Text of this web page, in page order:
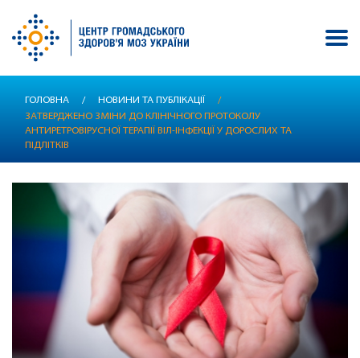
основного
вмісту
ГОЛОВНА / НОВИНИ ТА ПУБЛІКАЦІЇ
/
ЗАТВЕРДЖЕНО ЗМІНИ ДО КЛІНІЧНОГО ПРОТОКОЛУ
АНТИРЕТРОВІРУСНОЇ ТЕРАПІЇ ВІЛ-ІНФЕКЦІЇ У ДОРОСЛИХ ТА
ПІДЛІТКІВ